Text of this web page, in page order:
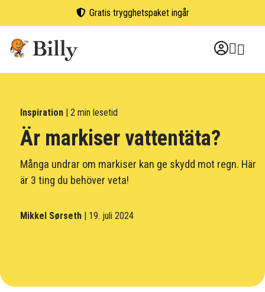
Gratis trygghetspaket ingår
Inspiration | 2 min lesetid
Är markiser vattentäta?
Många undrar om markiser kan ge skydd mot regn. Här
är 3 ting du behöver veta!
Mikkel Sørseth | 19. juli 2024